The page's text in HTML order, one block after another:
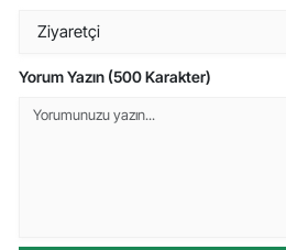
Yorum Yazın (500 Karakter)